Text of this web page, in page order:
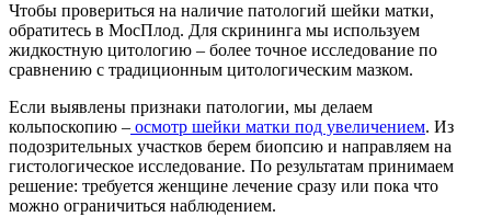
Чтобы провериться на наличие патологий шейки матки,
обратитесь в МосПлод. Для скрининга мы используем
жидкостную цитологию – более точное исследование по
сравнению с традиционным цитологическим мазком.
Если выявлены признаки патологии, мы делаем
кольпоскопию – осмотр шейки матки под увеличением. Из
подозрительных участков берем биопсию и направляем на
гистологическое исследование. По результатам принимаем
решение: требуется женщине лечение сразу или пока что
можно ограничиться наблюдением.